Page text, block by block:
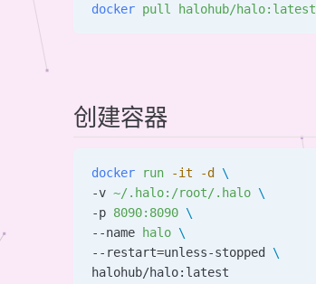
docker pull halohub/halo:latest
创建容器
docker run -it -d
\
-v ~/.halo:/root/.halo \
-p 8090:8090 \
--name
halo \
--restart=unless-stopped \
halohub/halo:latest